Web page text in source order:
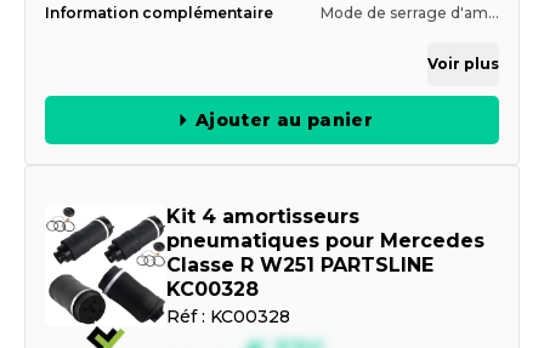
Information complémentaire
Mode de serrage d'am...
Voir plus
Ajouter au panier
Kit 4 amortisseurs
pneumatiques pour Mercedes
Classe R W251 PARTSLINE
KC00328
Réf : KC00328